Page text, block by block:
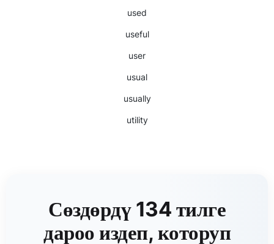
used
useful
user
usual
usually
utility
Сөздөрдү 134 тилге
дароо издеп, которуп